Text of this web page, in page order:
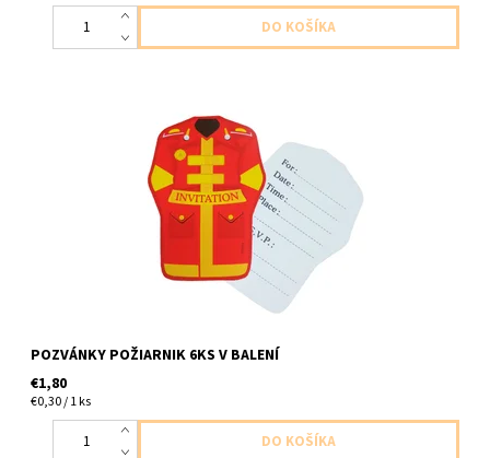
papierove pozvanky uniforma poziarnika 6ks v balení 6ks
pozvanok a 6ks obalok
POZVÁNKY POŽIARNIK 6KS V BALENÍ
€1,80
€0,30 / 1 ks